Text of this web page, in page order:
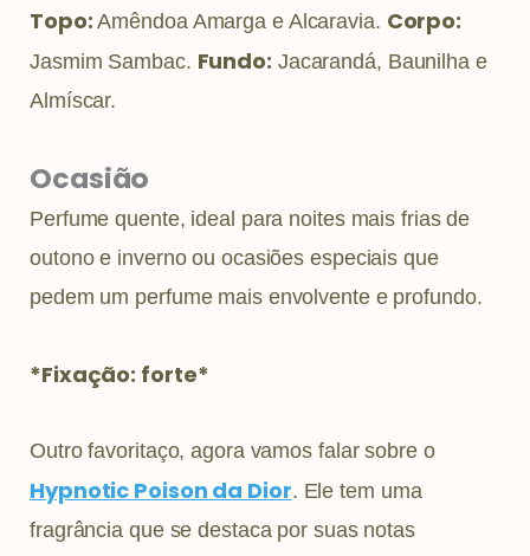
Topo:Amêndoa Amarga e Alcaravia. Corpo:
Jasmim Sambac. Fundo: Jacarandá, Baunilha e
Almíscar.
Ocasião
Perfume quente, ideal para noites mais frias de
outono e inverno ou ocasiões especiais que
pedem um perfume mais envolvente e profundo.
*Fixação: forte*
Outro favoritaço, agora vamos falar sobre o
Hypnotic Poison da Dior. Ele tem uma
fragrância que se destaca por suas notas